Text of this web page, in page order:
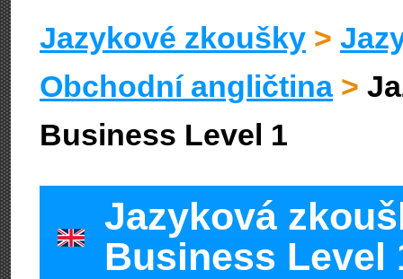
Jazykové zkoušky >
Obchodní angličtina>
Business Level 1
Jazyková
Business Level